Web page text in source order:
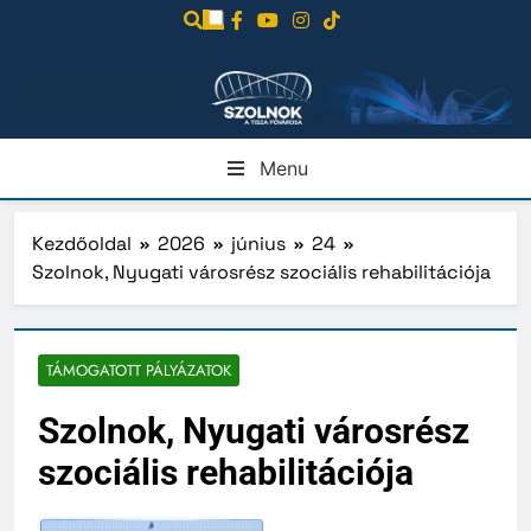
Menu
Kezdőoldal 2026 június
24
Szolnok, Nyugati városrész szociális rehabilitációja
TÁMOGATOTT PÁLYÁZATOK
Szolnok, Nyugati városrész
szociális rehabilitációja